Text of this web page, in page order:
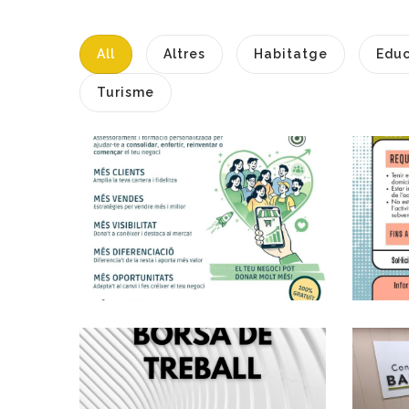
All Altres Habitatge
Turisme
Assessorament
Personalitzat I
Gratuït Per A
Autònoms
P. econòmica
Places Vacants
D'Administratius/ves